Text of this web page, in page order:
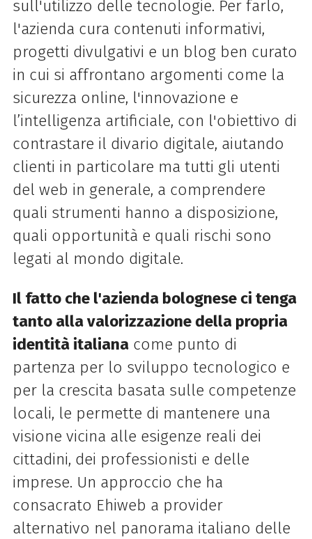
sull'utilizzo delle tecnologie. Per farlo,
l'azienda cura contenuti informativi,
progetti divulgativi e un blog ben curato
in cui si affrontano argomenti come la
sicurezza online, l'innovazione e
l’intelligenza artificiale, con l'obiettivo di
contrastare il divario digitale, aiutando
clienti in particolare ma tutti gli utenti
del web in generale, a comprendere
quali strumenti hanno a disposizione,
quali opportunità e quali rischi sono
legati al mondo digitale.
Il fatto che l'azienda bolognese ci tenga
tanto alla valorizzazione della propria
identità italianacome punto di
partenza per lo sviluppo tecnologico e
per la crescita basata sulle competenze
locali, le permette di mantenere una
visione vicina alle esigenze reali dei
cittadini, dei professionisti e delle
imprese. Un approccio che ha
consacrato Ehiweb a provider
alternativo nel panorama italiano delle